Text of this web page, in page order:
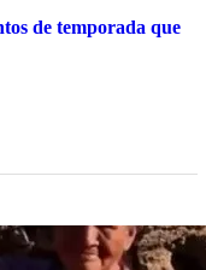
de temporada que
con un